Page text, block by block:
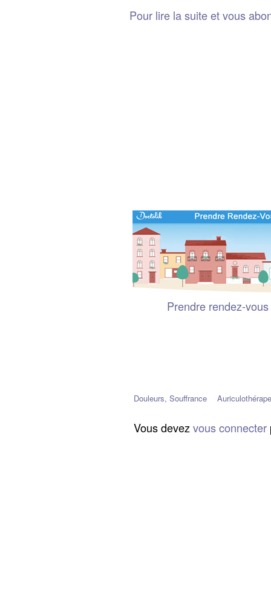
Pour lire la suite et vous
Prendre rendez-
Douleurs, Souffrance
Vous devez vous connecter